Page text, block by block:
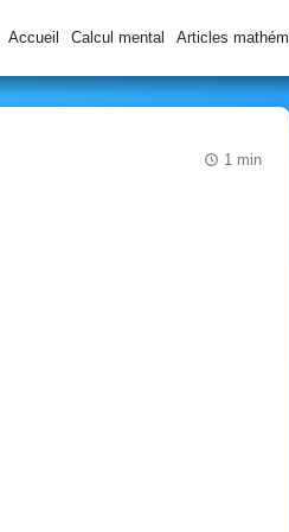
Accueil Calcul mental Articles
1 min